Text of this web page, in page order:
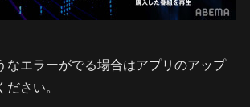
なエラーがでる場合はアプリのアップ
さい。